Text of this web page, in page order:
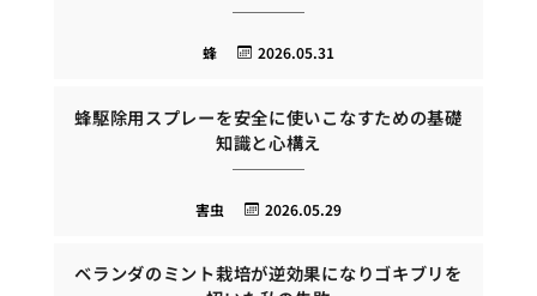
2026.05.31
蜂
蜂駆除用スプレーを安全に使いこなすための基礎
知識と心構え
2026.05.29
害虫
ベランダのミント栽培が逆効果になりゴキブリを